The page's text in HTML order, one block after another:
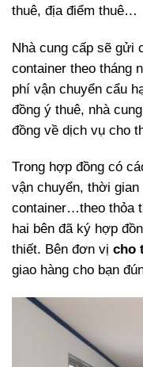
thuê, địa điểm thuê…
Nhà cung cấp sẽ gửi
container theo tháng
phí vận chuyển cẩu
đồng ý thuê, nhà
đồng về dịch vụ cho
Trong hợp đồng có
vận chuyển, thời
container…theo thỏa
hai bên đã ký hợp
thiết. Bên đơn vị cho
giao hàng cho bạn